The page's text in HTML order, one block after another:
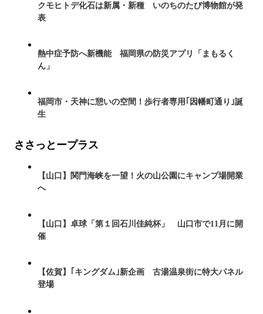
クモヒトデ化石は新属・新種 いのちのたび博物館が発
表
熱中症予防へ新機能 福岡県の防災アプリ「まもるく
ん」
福岡市・天神に憩いの空間！歩行者専用｢因幡町通り｣誕
生
ささっとープラス
【山口】関門海峡を一望！火の山公園にキャンプ場開業
へ
【山口】卓球「第１回石川佳純杯」 山口市で11月に開
催
【佐賀】｢キングダム｣新企画 古湯温泉街に特大パネル
登場